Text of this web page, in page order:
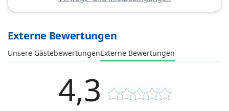
Externe Bewertungen
Unsere GästebewertungenExterne Bewertungen
4,3